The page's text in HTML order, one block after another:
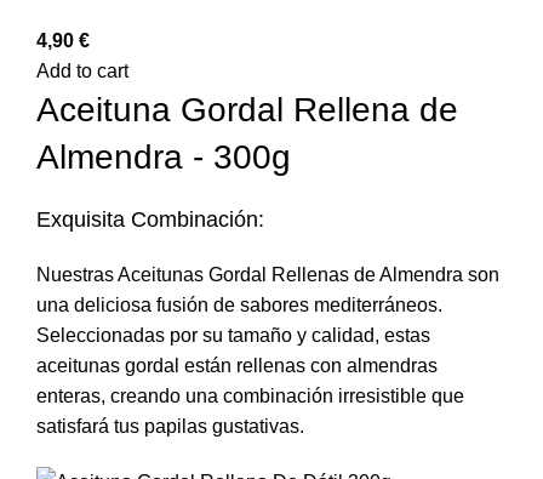
€
Add to cart
Aceituna Gordal Rellena de
Almendra - 300g
Exquisita Combinación:
Nuestras Aceitunas Gordal Rellenas de Almendra son
una deliciosa fusión de sabores mediterráneos.
Seleccionadas por su tamaño y calidad, estas
aceitunas gordal están rellenas con almendras
enteras, creando una combinación irresistible que
satisfará tus papilas gustativas.